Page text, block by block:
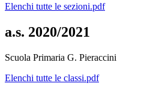
Elenchi tutte le sezioni.pdf
a.s. 2020/2021
Scuola Primaria G. Pieraccini
Elenchi tutte le classi.pdf